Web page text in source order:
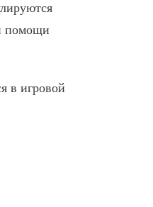
помощи
в игровой